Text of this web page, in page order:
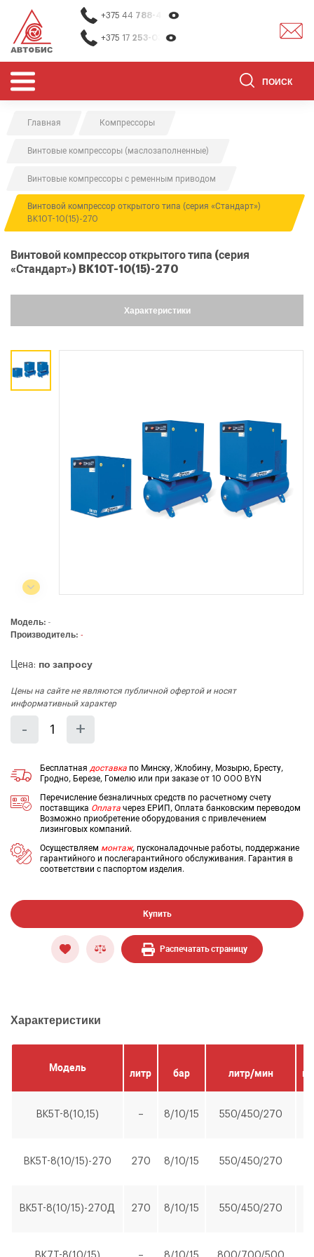
ОБОРУДОВАНИЕ ДЛЯ СТО
ОБОРУДОВАНИЕ ДЛЯ ОЧИСТКИ
О НАС
БРЕНДЫ
АКЦИИ
0 0
Коммерческий отдел:
+375 44788-40-13
+375 17
+375 44788-25-99
220004, г. Минск, ул. Западная,
+375 44 788-40-13
+375 17 253-03-26
Главная Компрессоры
Винтовые компрессоры (маслозаполненные)
Винтовые компрессоры с ременным приводом
Винтовой компрессор открытого типа (серия «Стандарт»)
BK10T-10(15)-270
Винтовой компрессор открытого типа (серия
«Стандарт») BK10T-10(15)-270
Характеристики
Модель: -
Производитель: -
Цена: по запросу
Цены на сайте не являются публичной офертой и носят
информативный характер
- Уменьшить
на
еденицу
+
на
еденицу
Бесплатная доставка по Минску, Жлобину, Мозырю, Бресту,
Гродно, Березе, Гомелю или при заказе от 10 000 BYN
Перечисление безналичных средств по расчетному счету
поставщика Оплата через ЕРИП, Оплата банковским переводом
Возможно приобретение оборудования с привлечением
лизинговых компаний.
Осуществляем монтаж, пусконаладочные работы, поддержание
гарантийного и послегарантийного обслуживания. Гарантия в
соответствии с паспортом изделия.
Купить
Распечатать страницу
Характеристики
Модель
литр бар литр/мин
BK5T-8(10,15) – 8/10/15 550/450/270
BK5T-8(10/15)-270 270 8/10/15 550/450/270
BK5T-8(10/15)-270Д 270 8/10/15 550/450/270